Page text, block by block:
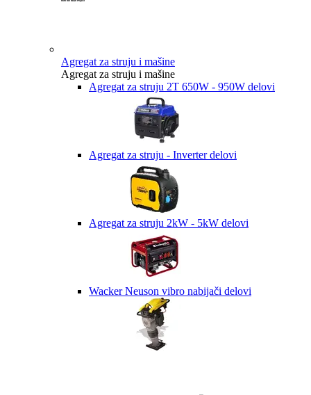
Agregat za struju i mašine
Agregat za struju i mašine
Agregat za struju 2T 650W - 950W delovi
Agregat za struju - Inverter delovi
Agregat za struju 2kW - 5kW delovi
Wacker Neuson vibro nabijači delovi